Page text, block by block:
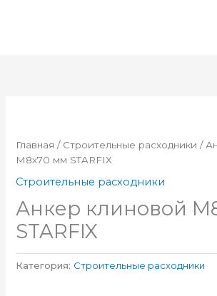
Главная / Строительные расходники /
М8х70 мм STARFIX
Строительные расходники
Анкер клиновой
STARFIX
Категория: Строительные расходники